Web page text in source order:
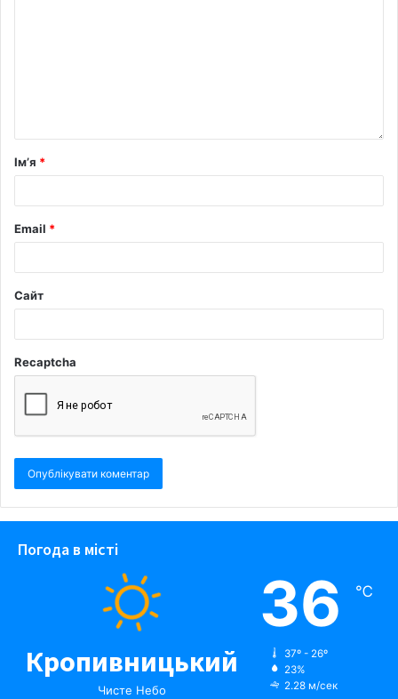
Ім’я *
Email *
Сайт
Recaptcha
Погода в місті
Кропивницький
Чисте Небо
36 ℃
37º - 26º
23%
2.28 м/сек